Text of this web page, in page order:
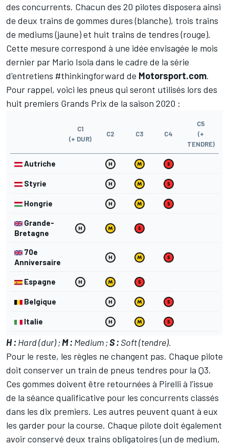
des concurrents. Chacun des 20 pilotes disposera ainsi
de deux trains de gommes dures (blanche), trois trains
de mediums (jaune) et huit trains de tendres (rouge).
Cette mesure correspond à une idée envisagée le mois
dernier par Mario Isola dans le cadre de la série
d'entretiens #thinkingforward de Motorsport.com.
Pour rappel, voici les pneus qui seront utilisés lors des
huit premiers Grands Prix de la saison 2020 :
C1
(+ DUR)
C2 C3 C4
C5
(+
TENDRE)
Autriche
Styrie
Hongrie
Grande-
Bretagne
70e
Anniversaire
Espagne
Belgique
Italie
H : Hard (dur) ;M : Medium ;S : Soft (tendre).
Pour le reste, les règles ne changent pas. Chaque pilote
doit conserver un train de pneus tendres pour la Q3.
Ces gommes doivent être retournées à Pirelli à l’issue
de la séance qualificative pour les concurrents classés
dans les dix premiers. Les autres peuvent quant à eux
les garder pour la course. Chaque pilote doit également
avoir conservé deux trains obligatoires (un de medium,